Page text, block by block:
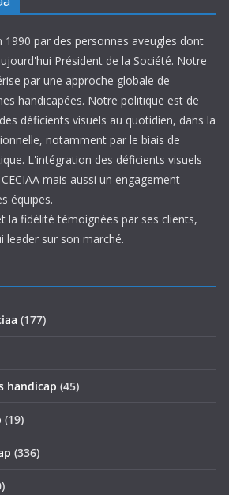
1990 par des personnes aveugles dont
Président de la Société. Notre
par une approche globale de
handicapées. Notre politique est de
déficients visuels au quotidien, dans la
notamment par le biais de
L'intégration des déficients visuels
mais aussi un engagement
équipes.
la fidélité témoignées par ses clients,
leader sur son marché.
(177)
handicap (45)
(19)
(336)